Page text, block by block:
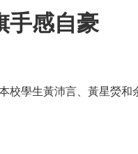
手感自豪
學生黃沛言、黃星熒和